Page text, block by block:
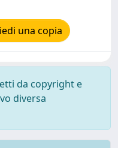
una copia
da copyright e
diversa